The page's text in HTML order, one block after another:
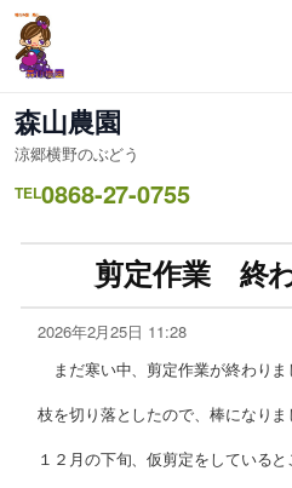
森山農園
涼郷横野のぶどう
TEL0868-27-0755
剪定作業 終わ
2026年2月25日 11:28
まだ寒い中、剪定作業が終わりま
枝を切り落としたので、棒になり
１２月の下旬、仮剪定をしていると